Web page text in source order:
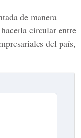
de manera
circular entre
del país,